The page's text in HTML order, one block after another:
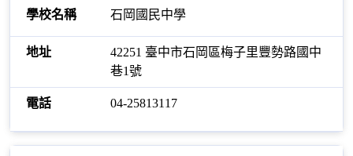
石岡國民中學
42251 臺中市石岡區梅子里豐勢路國中
巷1號
04-25813117